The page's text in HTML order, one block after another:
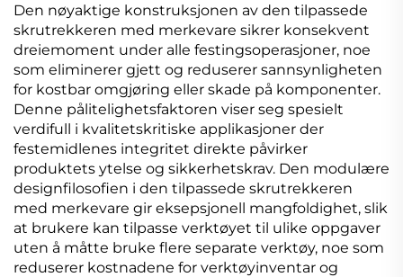
Den nøyaktige konstruksjonen av den tilpassede
skrutrekkeren med merkevare sikrer konsekvent
dreiemoment under alle festingsoperasjoner, noe
som eliminerer gjett og reduserer sannsynligheten
for kostbar omgjøring eller skade på komponenter.
Denne pålitelighetsfaktoren viser seg spesielt
verdifull i kvalitetskritiske applikasjoner der
festemidlenes integritet direkte påvirker
produktets ytelse og sikkerhetskrav. Den modulære
designfilosofien i den tilpassede skrutrekkeren
med merkevare gir eksepsjonell mangfoldighet, slik
at brukere kan tilpasse verktøyet til ulike oppgaver
uten å måtte bruke flere separate verktøy, noe som
reduserer kostnadene for verktøyinventar og